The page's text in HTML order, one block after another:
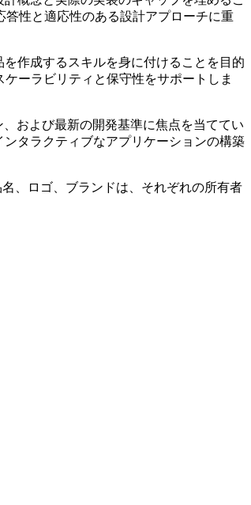
答性と適応性のある設計アプローチに重
作成するスキルを身に付けることを目的
ーラビリティと保守性をサポートしま
および最新の開発基準に焦点を当ててい
タラクティブなアプリケーションの構築
、ロゴ、ブランドは、それぞれの所有者